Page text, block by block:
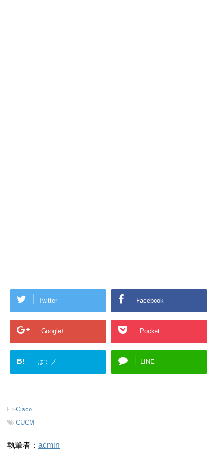
Twitter Facebook
Google+ Pocket
B! はてブ LINE
-Cisco
-CUCM
執筆者： admin